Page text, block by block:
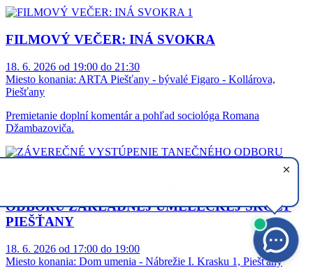
FILMOVÝ VEČER: INÁ SVOKRA
18. 6. 2026 od 19:00 do 21:30
Miesto konania: ARTA Piešťany - bývalé Figaro - Kollárova,
Piešťany
Premietanie doplní komentár a pohľad sociológa Romana
Džambazoviča.
ODBORU ZÁKLADNEJ UMELECKEJ ŠKOLY
PIEŠŤANY
18. 6. 2026 od 17:00 do 19:00
Miesto konania: Dom umenia - Nábrežie I. Krasku 1, Piešťany